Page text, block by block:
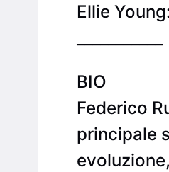
Ellie
BIO
Federico
principale